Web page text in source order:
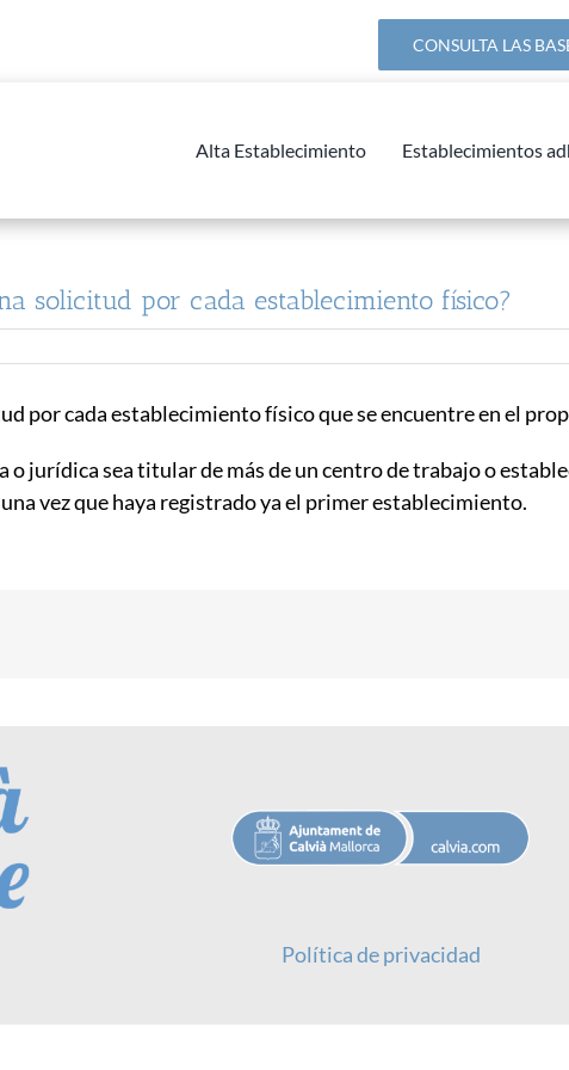
CONSULTA LAS
Alta Establecimiento Establecimientos
solicitud por cada establecimiento físico?
por cada establecimiento físico que se encuentre en el
o jurídica sea titular de más de un centro de trabajo o
vez que haya registrado ya el primer establecimiento.
Política de privacidad